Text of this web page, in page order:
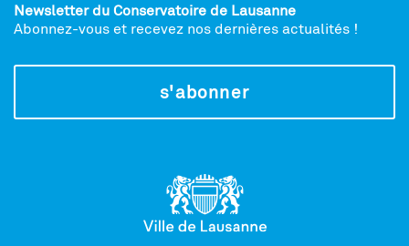
Newsletter du Conservatoire de Lausanne
Abonnez-vous et recevez nos dernières actualités !
s'abonner